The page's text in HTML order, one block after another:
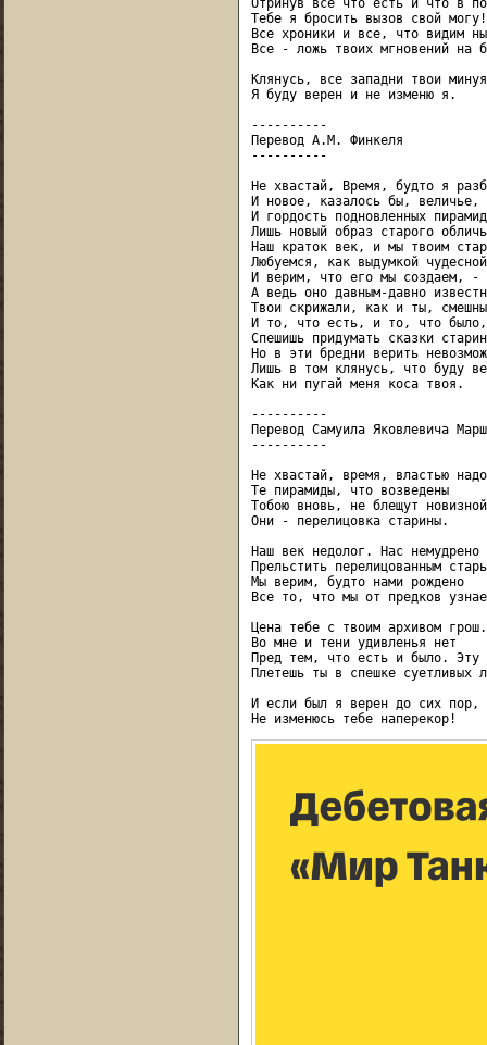
Отринув все что есть и что в
Тебе я бросить вызов свой могу!
Все хроники и все, что видим
Все - ложь твоих мгновений на
Клянусь, все западни твои
Я буду верен и не изменю я.
----------
Перевод А.М. Финкеля
----------
Не хвастай, Время, будто я
И новое, казалось бы, величье,
И гордость подновленных пирамид
Лишь новый образ старого
Наш краток век, и мы твоим
Любуемся, как выдумкой
И верим, что его мы создаем, -
А ведь оно давным-давно
Твои скрижали, как и ты,
И то, что есть, и то, что
Спешишь придумать сказки
Но в эти бредни верить
Лишь в том клянусь, что буду
Как ни пугай меня коса твоя.
----------
Перевод Самуила Яковлевича
----------
Не хвастай, время, властью
Те пирамиды, что возведены
Тобою вновь, не блещут
Они - перелицовка старины.
Наш век недолог. Нас немудрено
Прельстить перелицованным
Мы верим, будто нами рождено
Все то, что мы от предков
Цена тебе с твоим архивом грош.
Во мне и тени удивленья нет
Пред тем, что есть и было. Эту
Плетешь ты в спешке суетливых
И если был я верен до сих пор,